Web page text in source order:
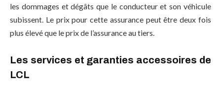
les dommages et dégâts que le conducteur et son véhicule
subissent. Le prix pour cette assurance peut être deux fois
plus élevé que le prix de l’assurance au tiers.
Les services et garanties accessoires de
LCL